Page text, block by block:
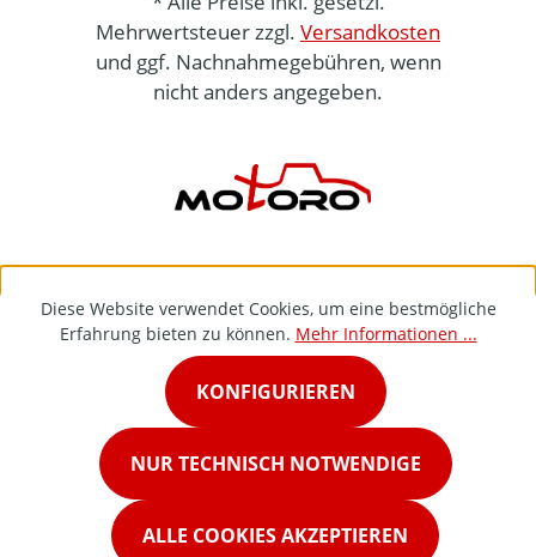
Mehrwertsteuer zzgl. Versandkosten
und ggf. Nachnahmegebühren, wenn
nicht anders angegeben.
Diese Website verwendet Cookies, um eine bestmögliche
Erfahrung bieten zu können. Mehr Informationen ...
NUR TECHNISCH NOTWENDIGE
KONFIGURIEREN
ALLE COOKIES AKZEPTIEREN